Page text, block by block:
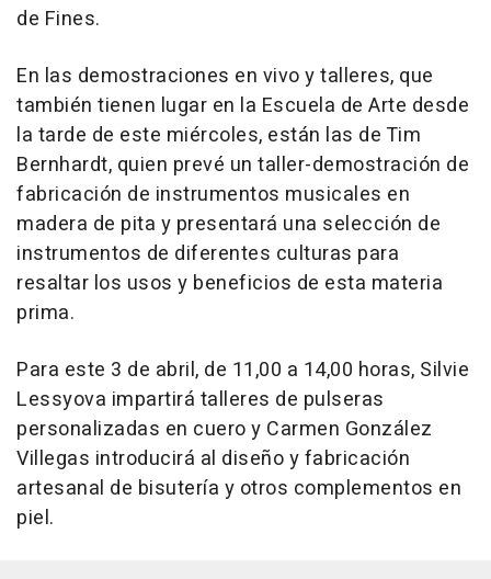
de Fines.
En las demostraciones en vivo y talleres, que
también tienen lugar en la Escuela de Arte desde
la tarde de este miércoles, están las de Tim
Bernhardt, quien prevé un taller-demostración de
fabricación de instrumentos musicales en
madera de pita y presentará una selección de
instrumentos de diferentes culturas para
resaltar los usos y beneficios de esta materia
prima.
Para este 3 de abril, de 11,00 a 14,00 horas, Silvie
Lessyova impartirá talleres de pulseras
personalizadas en cuero y Carmen González
Villegas introducirá al diseño y fabricación
artesanal de bisutería y otros complementos en
piel.